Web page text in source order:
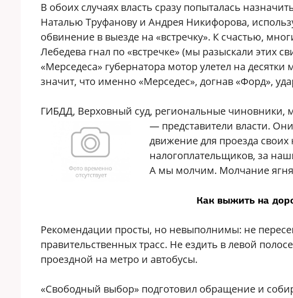
В обоих случаях власть сразу попыталась
Наталью Труфанову и Андрея Никифорова,
обвинение в выезде на «встречку». К счастью,
Лебедева гнал по «встречке» (мы разыскали этих
«Мерседеса» губернатора мотор улетел на
значит, что именно «Мерседес», догнав «Форд»,
ГИБДД, Верховный суд, региональные
— представители власти.
движение для проезда
налогоплательщиков, за
А мы молчим. Молчание
Как выжить на
Рекомендации просты, но невыполнимы: не
правительственных трасс. Не ездить в левой
проездной на метро и автобусы.
«Свободный выбор» подготовил обращение и